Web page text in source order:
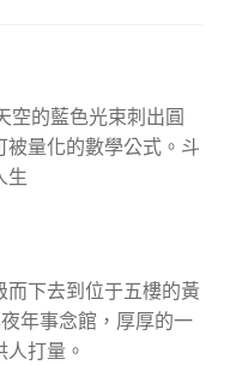
的藍色光束刺出圓
量化的數學公式。斗
生
下去到位于五樓的黃
年事念館，厚厚的一
打量。